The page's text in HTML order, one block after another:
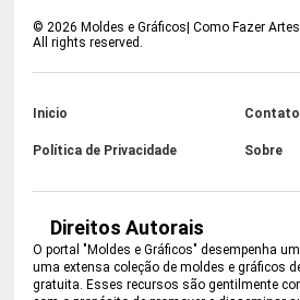
©2026 Moldes e Gráficos| Como Fazer
All rights reserved.
Inicio Contato
Política de Privacidade Sobre
Direitos Autorais
O portal "Moldes e Gráficos" desempenha
uma extensa coleção de moldes e gráficos
gratuita. Esses recursos são gentilmente